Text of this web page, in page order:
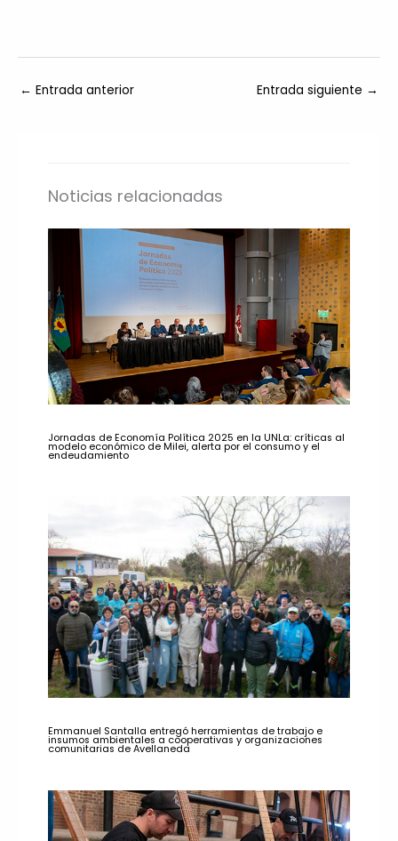
← Entrada anterior Entrada siguiente →
Noticias relacionadas
Jornadas de Economía Política 2025 en la UNLa: críticas al
modelo económico de Milei, alerta por el consumo y el
endeudamiento
Emmanuel Santalla entregó herramientas de trabajo e
insumos ambientales a cooperativas y organizaciones
comunitarias de Avellaneda